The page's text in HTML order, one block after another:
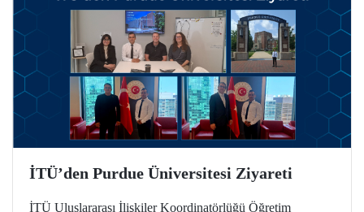
İTÜ’den Purdue Üniversitesi Ziyareti
İTÜ Uluslararası İlişkiler Koordinatörlüğü Öğretim